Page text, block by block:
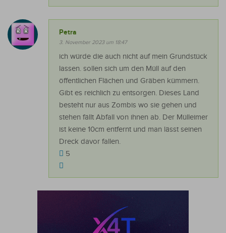
Petra
3. November 2023 um 18:47
ich würde die auch nicht auf mein Grundstück
lassen. sollen sich um den Müll auf den
öffentlichen Flächen und Gräben kümmern.
Gibt es reichlich zu entsorgen. Dieses Land
besteht nur aus Zombis wo sie gehen und
stehen fällt Abfall von ihnen ab. Der Mülleimer
ist keine 10cm entfernt und man lässt seinen
Dreck davor fallen.
5